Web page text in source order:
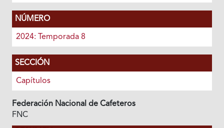
NÚMERO
2024: Temporada 8
SECCIÓN
Capítulos
Federación Nacional de Cafeteros
FNC